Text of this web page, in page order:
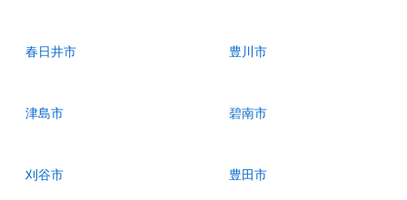
春日井市 豊川市
津島市 碧南市
刈谷市 豊田市